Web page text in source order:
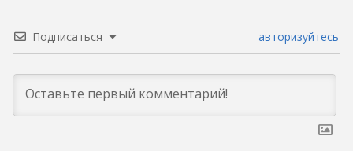
Подписаться авторизуйтесь